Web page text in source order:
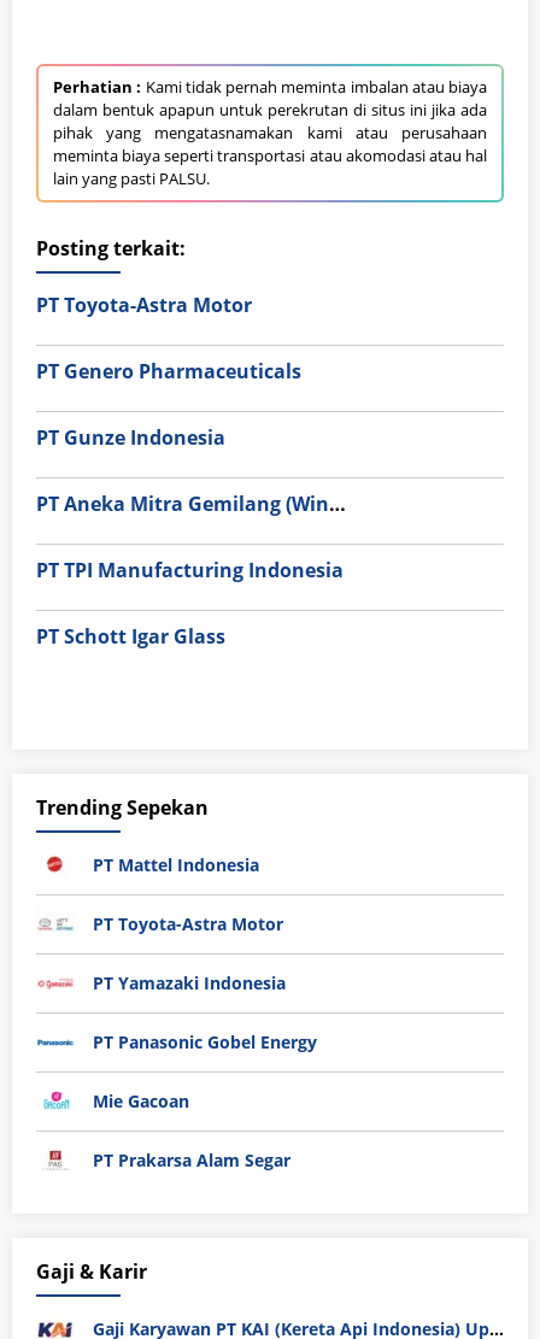
Perhatian : Kami tidak pernah meminta imbalan atau biaya
dalam bentuk apapun untuk perekrutan di situs ini jika ada
pihak yang mengatasnamakan kami atau perusahaan
meminta biaya seperti transportasi atau akomodasi atau hal
lain yang pasti PALSU.
Posting terkait:
PT Toyota-Astra Motor
PT Genero Pharmaceuticals
PT Gunze Indonesia
PT Aneka Mitra Gemilang (Wings Group)
PT TPI Manufacturing Indonesia
PT Schott Igar Glass
Trending Sepekan
PT Mattel Indonesia
PT Toyota-Astra Motor
PT Yamazaki Indonesia
PT Panasonic Gobel Energy
Mie Gacoan
PT Prakarsa Alam Segar
Gaji & Karir
Gaji Karyawan PT KAI (Kereta Api Indonesia) Update 2025